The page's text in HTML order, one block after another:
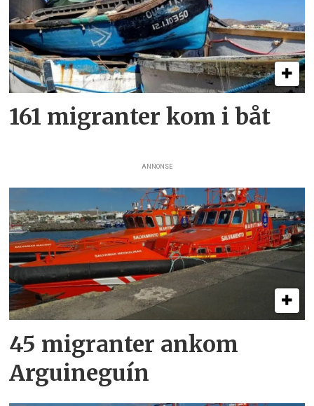
161 migranter kom i båt
ANNONSE
45 migranter ankom
Arguineguín